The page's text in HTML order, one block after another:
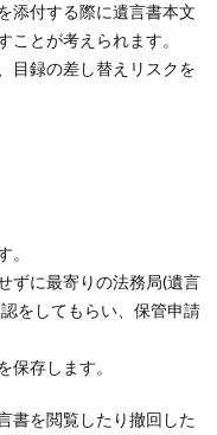
添付する際に遺言書本文
ことが考えられます。
目録の差し替えリスクを
ずに最寄りの法務局(遺言
をしてもらい、保管申請
存します。
書を閲覧したり撤回した